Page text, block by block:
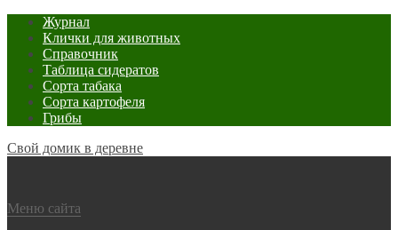
Журнал
Клички для животных
Справочник
Таблица сидератов
Сорта табака
Сорта картофеля
Грибы
Свой домик в деревне
Меню сайта